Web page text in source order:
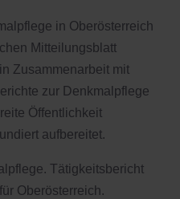
in Oberösterreich
Mitteilungsblatt
Zusammenarbeit mit
zur Denkmalpflege
Öffentlichkeit
aufbereitet.
Tätigkeitsbericht
Oberösterreich.